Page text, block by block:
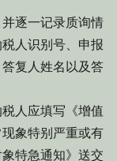
逐一记录质询情
人识别号、申报
复人姓名以及答
人应填写《增值
象特别严重或有
特急通知》送交